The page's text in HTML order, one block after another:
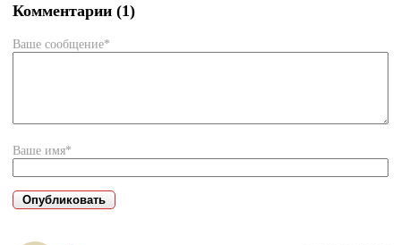
Комментарии (1)
Ваше сообщение*
Ваше имя*